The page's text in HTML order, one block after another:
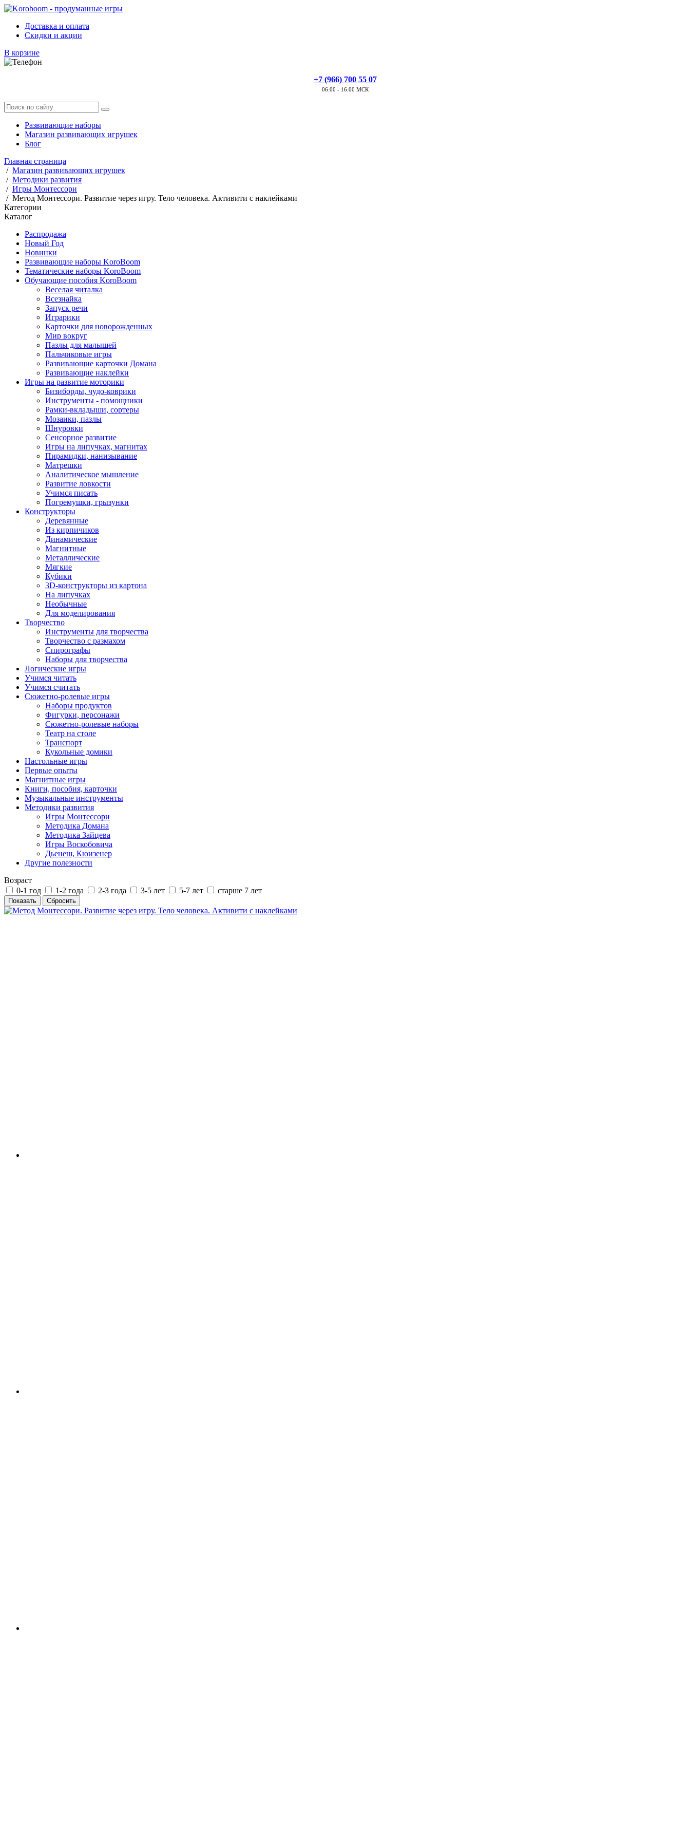
Доставка и оплата
Скидки и акции
В корзине
+7 (966) 700 55 07
06:00 - 16:00 МСК
Развивающие наборы
Магазин развивающих игрушек
Блог
Главная страница
/ Магазин развивающих игрушек
/ Методики развития
/ Игры Монтессори
/ Метод Монтессори. Развитие через игру. Тело человека. Активити с наклейками
Категории
Каталог
Распродажа
Новый Год
Новинки
Развивающие наборы KoroBoom
Тематические наборы KoroBoom
Обучающие пособия KoroBoom
Веселая читалка
Всезнайка
Запуск речи
Играрики
Карточки для новорожденных
Мир вокруг
Пазлы для малышей
Пальчиковые игры
Развивающие карточки Домана
Развивающие наклейки
Игры на развитие моторики
Бизиборды, чудо-коврики
Инструменты - помощники
Рамки-вкладыши, сортеры
Мозаики, пазлы
Шнуровки
Сенсорное развитие
Игры на липучках, магнитах
Пирамидки, нанизывание
Матрешки
Аналитическое мышление
Развитие ловкости
Учимся писать
Погремушки, грызунки
Конструкторы
Деревянные
Из кирпичиков
Динамические
Магнитные
Металлические
Мягкие
Кубики
3D-конструкторы из картона
На липучках
Необычные
Для моделирования
Творчество
Инструменты для творчества
Творчество с размахом
Спирографы
Наборы для творчества
Логические игры
Учимся читать
Учимся считать
Сюжетно-ролевые игры
Наборы продуктов
Фигурки, персонажи
Сюжетно-ролевые наборы
Театр на столе
Транспорт
Кукольные домики
Настольные игры
Первые опыты
Магнитные игры
Книги, пособия, карточки
Музыкальные инструменты
Методики развития
Игры Монтессори
Методика Домана
Методика Зайцева
Игры Воскобовича
Дьенеш, Кюизенер
Другие полезности
Возраст
0-1 год
1-2 года 2-3 года 3-5 лет 5-7 лет старше 7 лет